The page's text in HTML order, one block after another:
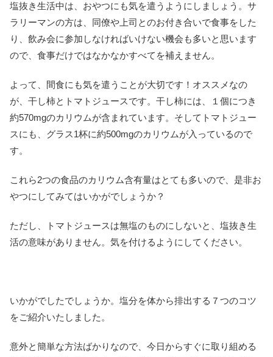
塩抜き生活中は、おやつにも気を遣うようにしましょう。サ
ラリーマンの方は、同僚や上司とのお付き合いで食事をした
り、飲み会に参加しなければいけない機会も多いと思います
ので、食事だけではなかなかすべてを補えません。
よって、間食にも気を遣うことが大切です！オススメなの
が、干し柿とトマトジュースです。干し柿には、１個につき
約570mgのカリウムが含まれています。そしてトマトジュー
スにも、グラス1杯に約500mgのカリウムが入っているので
す。
これら2つの食品のカリウム含有量はとても多いので、是非お
やつにしてみてはいかがでしょうか？
ただし、トマトジュースは無塩のものにしないと、塩抜き生
活の意味がありません。気を付けるようにしてください。
いかがでしたでしょうか。塩分を体から排出する７つのコツ
をご紹介いたしました。
意外と簡単な方法ばかりなので、今日からすぐに取り組める